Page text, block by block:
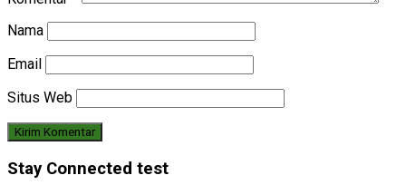
Nama
Email
Situs Web
Stay Connected test